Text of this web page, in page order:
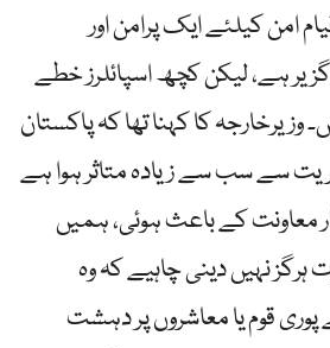
امن کیلئے ایک پرامن اور
ہے، لیکن کچھ اسپائلرز خطے
کا کہنا تھا کہ پاکستان
سے سب سے زیادہ متاثر ہوا ہے
معاونت کے باعث ہوئی، ہمیں
نہیں دینی چاہیے کہ وہ
قوم یا معاشروں پر دہشت